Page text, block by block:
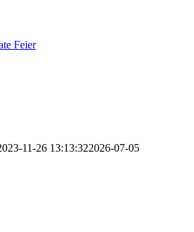
Feier
11-26 13:13:322026-07-05